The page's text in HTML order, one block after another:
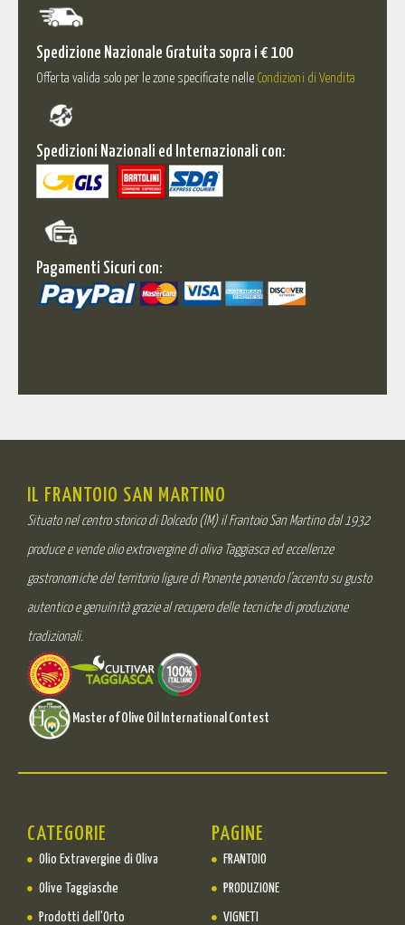
Spedizione Nazionale Gratuita sopra i € 100
Offerta valida solo per le zone specificate nelle Condizioni di Vendita
Spedizioni Nazionali ed Internazionali con:
Pagamenti Sicuri con:
IL FRANTOIO SAN MARTINO
Situato nel centro storico di Dolcedo (IM) il Frantoio San Martino dal 1932
produce e vende olio extravergine di oliva Taggiasca ed eccellenze
gastronomiche del territorio ligure di Ponente ponendo l’accento su gusto
autentico e genuinità grazie al recupero delle tecniche di produzione
tradizionali.
Master of Olive Oil International Contest
CATEGORIE
Olio Extravergine di Oliva
Olive Taggiasche
Prodotti dell'Orto
PAGINE
FRANTOIO
PRODUZIONE
VIGNETI